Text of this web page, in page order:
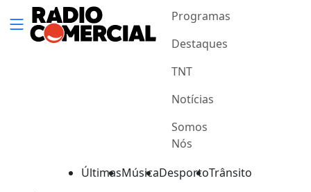
Programas
Destaques
TNT
Notícias
Somos
Nós
ÚltimasMúsicaDesportoTrânsito